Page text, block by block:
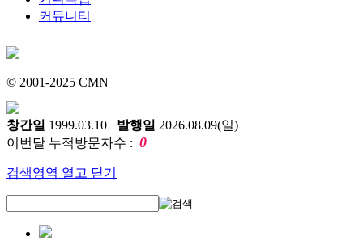
커뮤니티
© 2001-2025 CMN
창간일 1999.03.10 발행일 2026.08.09(일)
이번달 누적방문자수 : 0
검색영역 열고 닫기